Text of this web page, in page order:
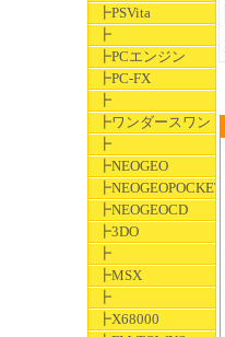
┣PSVita
┣
┣PCエンジン
┣PC-FX
┣
┣ワンダースワン
┣
┣NEOGEO
┣NEOGEOPOCKET
┣NEOGEOCD
┣3DO
┣
┣MSX
┣
┣X68000